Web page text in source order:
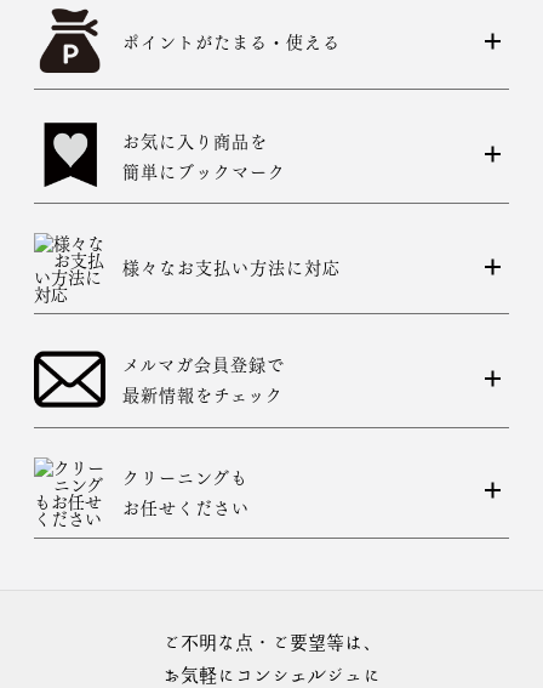
ポイントがたまる・使える
お気に入り商品を
簡単にブックマーク
様々なお支払い方法に対応
メルマガ会員登録で
最新情報をチェック
クリーニングも
お任せください
ご不明な点・ご要望等は、
お気軽にコンシェルジュに